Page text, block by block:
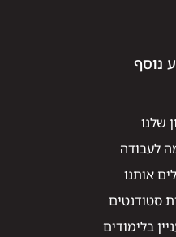
נוסף
שלנו
לעבודה
אותנו
סטודנטים
בלימודים